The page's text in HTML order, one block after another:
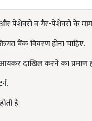
पेशेवरों व गैर-पेशेवरों के
बैंक विवरण होना चाहिए.
दाखिल करने का प्रमाण
है.